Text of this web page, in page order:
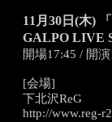
11月30日(木)
GALPO LIVE
開場17:45 / 開
[会場]
下北沢ReG
http://www.reg-